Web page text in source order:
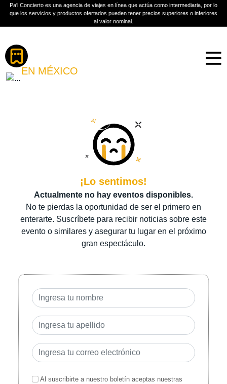
Pa'l Concierto es una agencia de viajes en línea que actúa como intermediaria, por lo
que los servicios y productos ofertados pueden tener precios superiores o inferiores
al valor nominal.
ALEJANDRO FERNÁNDEZ
EN MÉXICO
Más información
¡Lo sentimos!
Actualmente no hay eventos disponibles.
No te pierdas la oportunidad de ser el primero en
enterarte. Suscríbete para recibir noticias sobre este
evento o similares y asegurar tu lugar en el próximo
gran espectáculo.
Al suscribirte a nuestro boletín aceptas nuestras